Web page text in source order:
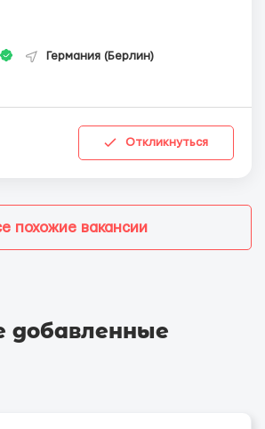
Германия (Берлин)
Откликнуться
похожие вакансии
добавленные